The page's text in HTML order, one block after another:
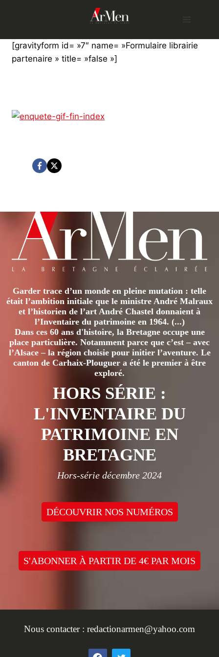
[gravityform id= »7″ name= »Formulaire librairie
partenaire » title= »false »]
Garder trace d’un monde en pleine mutation : telle
était l’ambition initiale que le ministre André Malraux
et l’historien de l’art André Chastel donnaient à
l’Inventaire du patrimoine en 1964. (...)
Dans ces 60 ans d'histoire, la Bretagne occupe une
place particulière. Notamment parce que c’est – avec
l’Alsace – la région choisie pour initier l’aventure. Le
canton de Carhaix-Plouguer a été le premier à être
exploré.
HORS SÉRIE :
L'INVENTAIRE DU
PATRIMOINE EN
BRETAGNE
Hors-série décembre 2024
DÉCOUVRIR NOS NUMÉROS
S'ABONNER À PARTIR DE 4€ PAR MOIS
Nous contacter : redactionarmen@yahoo.com